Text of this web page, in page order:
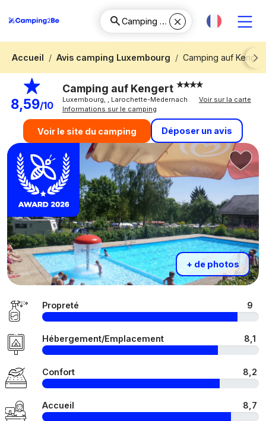
Accueil Avis camping Luxembourg
Camping auf
Next
8,59/10
Camping auf Kengert
Luxembourg, , Larochette-Medernach
Voir sur la carte
Informations sur le camping
Voir le site du camping Déposer un avis
+ de photos
Propreté 9
Hébergement/Emplacement 8,1
Confort 8,2
Accueil 8,7